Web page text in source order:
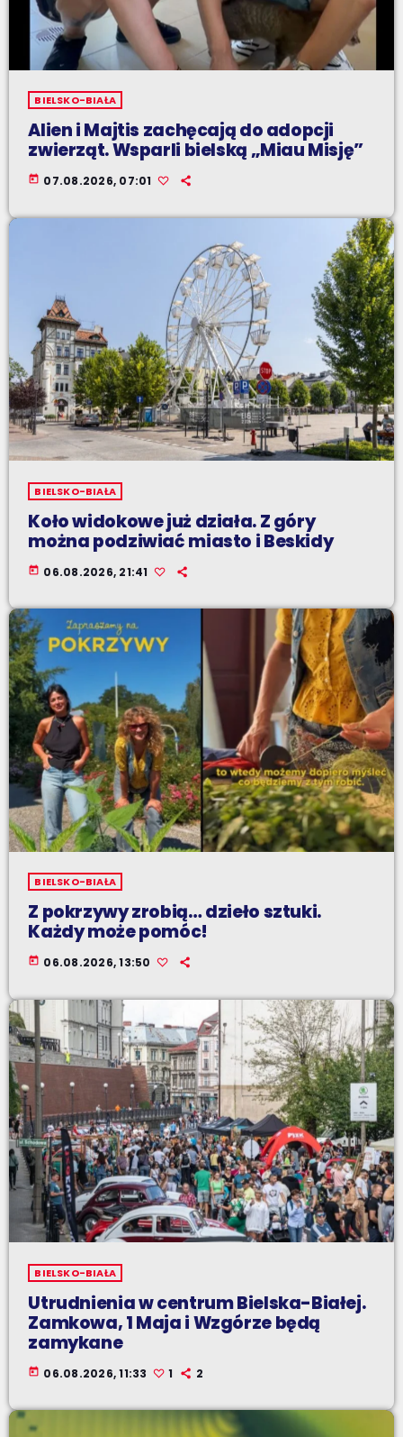
BIELSKO-BIAŁA
Alien i Majtis zachęcają do adopcji
zwierząt. Wsparli bielską „Miau Misję”
today 07.08.2026, 07:01
BIELSKO-BIAŁA
Koło widokowe już działa. Z góry
można podziwiać miasto i Beskidy
today 06.08.2026, 21:41
BIELSKO-BIAŁA
Z pokrzywy zrobią… dzieło sztuki.
Każdy może pomóc!
today 06.08.2026, 13:50
BIELSKO-BIAŁA
Utrudnienia w centrum Bielska-Białej.
Zamkowa, 1 Maja i Wzgórze będą
zamykane
today 06.08.2026, 11:33 1 2